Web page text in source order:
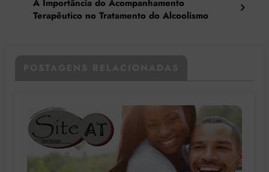
A Importância do Acompanhamento
Terapêutico no Tratamento do Alcoolismo